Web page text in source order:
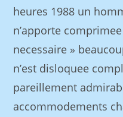
heures 1988 un
n’apporte
necessaire »
n’est disloquee
pareillement
accommodements